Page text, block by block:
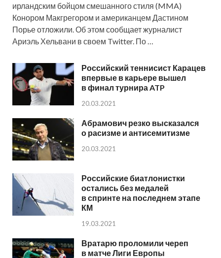
ирландским бойцом смешанного стиля (MMA)
Конором Макгрегором и американцем Дастином
Порье отложили. Об этом сообщает журналист
Ариэль Хельвани в своем Twitter. По …
Российский теннисист Карацев
впервые в карьере вышел
в финал турнира ATP
20.03.2021
Абрамович резко высказался
о расизме и антисемитизме
20.03.2021
Российские биатлонистки
остались без медалей
в спринте на последнем этапе
КМ
19.03.2021
Вратарю проломили череп
в матче Лиги Европы